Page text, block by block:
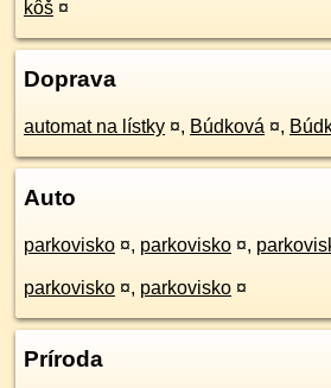
kôš ¤
Doprava
automat na lístky ¤, Búdková ¤,
Auto
parkovisko ¤, parkovisko ¤,
parkovisko ¤, parkovisko ¤
Príroda